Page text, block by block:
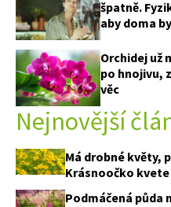
špatně.
aby doma
Orchidej už
po hnojivu,
věc
Nejnovější
Má drobné květy,
Krásnoočko
Podmáčená půda